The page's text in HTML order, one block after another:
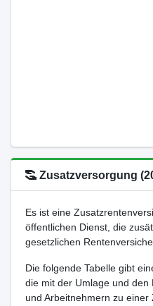
Zusatzversorgung
Es ist eine
öffentlichen Dienst, die
gesetzlichen
Die folgende Tabelle gibt
die mit der Umlage und den
und Arbeitnehmern zu